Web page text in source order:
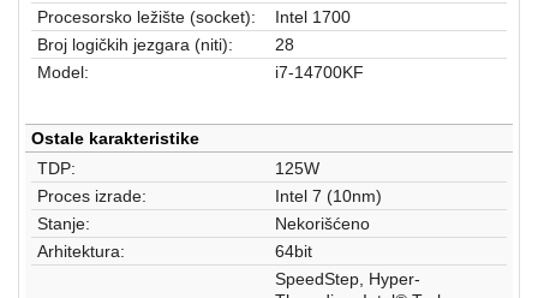
Procesorsko ležište (socket):
Intel 1700
Broj logičkih jezgara (niti):
28
Model:
i7-14700KF
Ostale karakteristike
TDP:
125W
Proces izrade:
Intel 7 (10nm)
Stanje:
Nekorišćeno
Arhitektura:
64bit
SpeedStep, Hyper-